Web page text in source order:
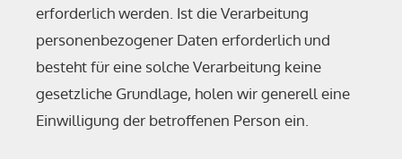
erforderlich werden. Ist die Verarbeitung
personenbezogener Daten erforderlich und
besteht für eine solche Verarbeitung keine
gesetzliche Grundlage, holen wir generell eine
Einwilligung der betroffenen Person ein.